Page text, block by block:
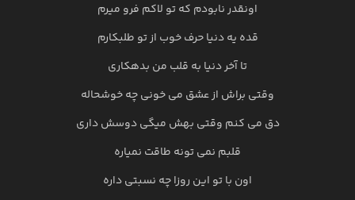
اونقدر نابودم که تو لاکم فرو میرم
قده یه دنیا حرف خوب از تو طلبکارم
تا آخر دنیا به قلب من بدهکاری
وقتی براش از عشق می خونی چه خوشحاله
دق می کنم وقتی بهش میگی دوسش داری
قلبم نمی تونه طاقت نمیاره
اون با تو این روزا چه نسبتی داره